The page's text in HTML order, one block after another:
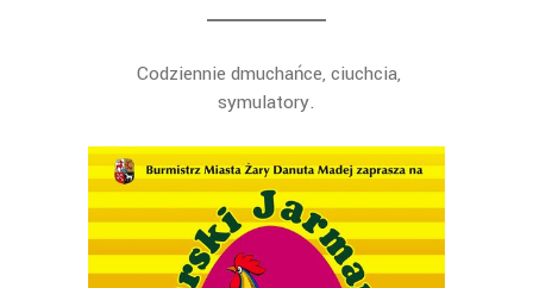
Codziennie dmuchańce, ciuchcia,
symulatory.